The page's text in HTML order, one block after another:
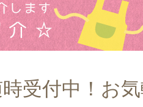
時受付中！お